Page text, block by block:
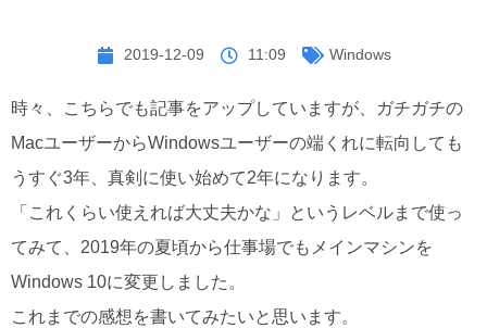
2019-12-09 11:09 Windows
時々、こちらでも記事をアップしていますが、ガチガチの
MacユーザーからWindowsユーザーの端くれに転向しても
うすぐ3年、真剣に使い始めて2年になります。
「これくらい使えれば大丈夫かな」というレベルまで使っ
てみて、2019年の夏頃から仕事場でもメインマシンを
Windows 10に変更しました。
これまでの感想を書いてみたいと思います。